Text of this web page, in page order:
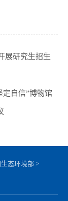
展研究生招生
定自信”博物馆
态环境部 >